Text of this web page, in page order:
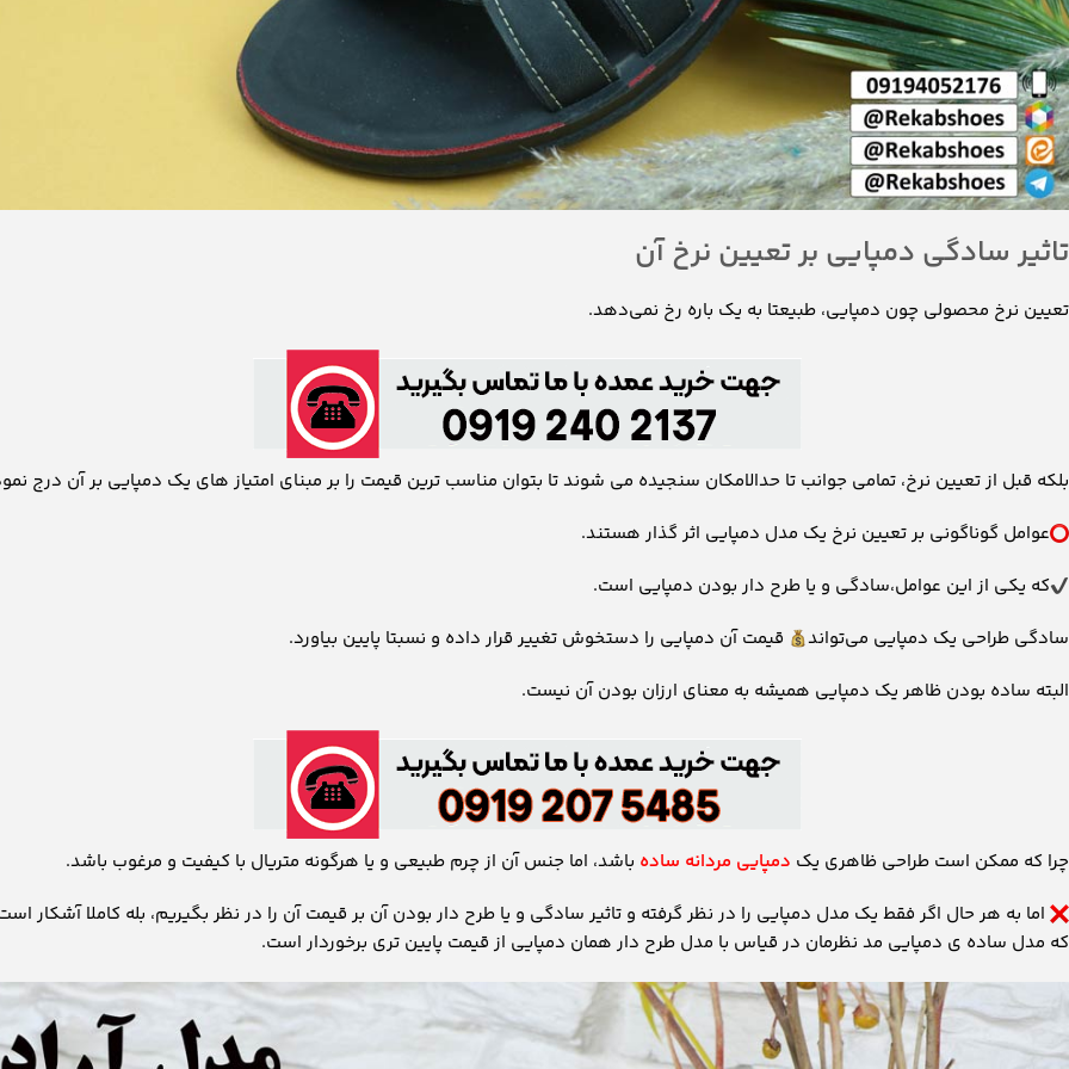
تاثیر سادگی دمپایی بر تعیین نرخ آن
تعیین نرخ محصولی چون دمپایی، طبیعتا به یک باره رخ نمی‌دهد.
بلکه قبل از تعیین نرخ، تمامی جوانب تا حدالامکان سنجیده می شوند تا بتوان مناسب ترین قیمت را بر مبنای امتیاز های یک دمپایی بر آن درج
عوامل گوناگونی بر تعیین نرخ یک مدل دمپایی اثر گذار هستند.
که یکی از این عوامل،سادگی و یا طرح دار بودن دمپایی است.
سادگی طراحی یک دمپایی می‌تواند
قیمت آن دمپایی را دستخوش تغییر قرار داده و نسبتا پایین بیاورد.
البته ساده بودن ظاهر یک دمپایی همیشه به معنای ارزان بودن آن نیست.
چرا که ممکن است طراحی ظاهری یک دمپایی مردانه ساده باشد، اما جنس آن از چرم طبیعی و یا هرگونه متریال با کیفیت و مرغوب باشد.
اما به هر حال اگر فقط یک مدل دمپایی را در نظر گرفته و تاثیر سادگی و یا طرح دار بودن آن بر قیمت آن را در نظر بگیریم، بله کاملا آشکار
که مدل ساده ی دمپایی مد نظرمان در قیاس با مدل طرح دار همان دمپایی از قیمت پایین تری برخوردار است‌.